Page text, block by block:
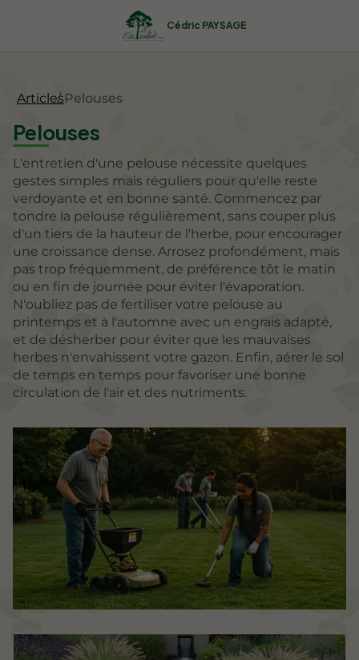
Cédric PAYSAGE
ArticlesPelouses
Pelouses
L'entretien d'une pelouse nécessite quelques
gestes simples mais réguliers pour qu'elle reste
verdoyante et en bonne santé. Commencez par
tondre la pelouse régulièrement, sans couper plus
d'un tiers de la hauteur de l'herbe, pour encourager
une croissance dense. Arrosez profondément, mais
pas trop fréquemment, de préférence tôt le matin
ou en fin de journée pour éviter l'évaporation.
N'oubliez pas de fertiliser votre pelouse au
printemps et à l'automne avec un engrais adapté,
et de désherber pour éviter que les mauvaises
herbes n'envahissent votre gazon. Enfin, aérer le sol
de temps en temps pour favoriser une bonne
circulation de l'air et des nutriments.